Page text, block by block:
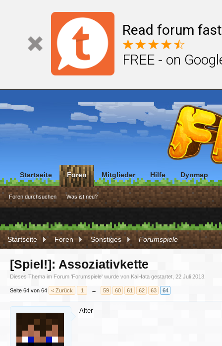
Read forum
FREE - on
Startseite Foren Sonstiges Forumspiele
[Spiel!]: Assoziativkette
Dieses Thema im Forum 'Forumspiele' wurde von KaiHata gestartet, 22 Juli 2013
Seite 64 von 64 < Zurück 1 ← 59 60 61 62 63 64
Alter
Startseite Foren
Foren durchsuchen Was ist neu?
Mitglieder Hilfe Dynmap